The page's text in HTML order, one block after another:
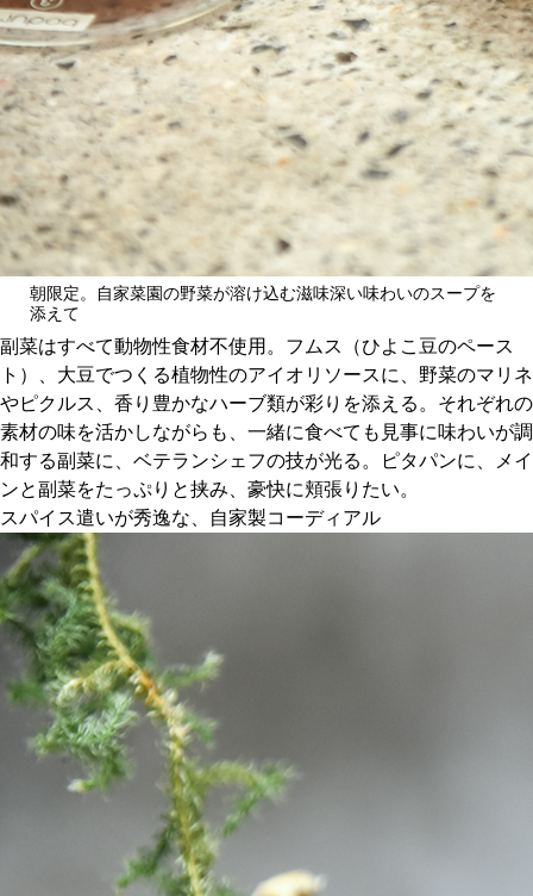
朝限定。自家菜園の野菜が溶け込む滋味深い味わいのスープを
添えて
副菜はすべて動物性食材不使用。フムス（ひよこ豆のペース
ト）、大豆でつくる植物性のアイオリソースに、野菜のマリネ
やピクルス、香り豊かなハーブ類が彩りを添える。それぞれの
素材の味を活かしながらも、一緒に食べても見事に味わいが調
和する副菜に、ベテランシェフの技が光る。ピタパンに、メイ
ンと副菜をたっぷりと挟み、豪快に頬張りたい。
スパイス遣いが秀逸な、自家製コーディアル